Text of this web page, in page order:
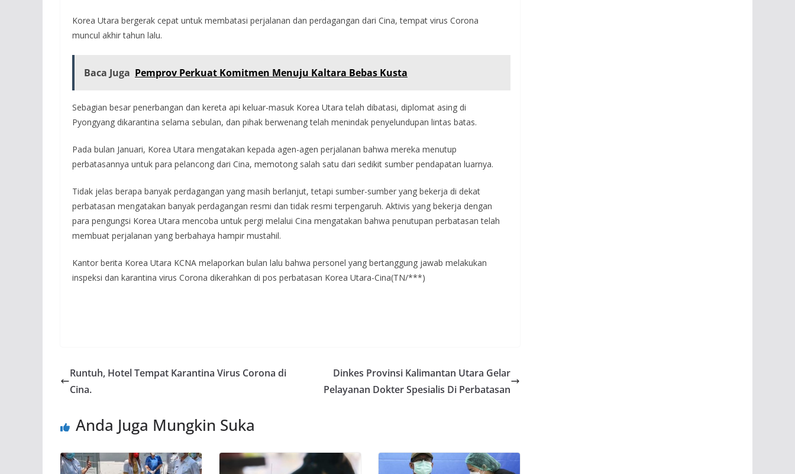
Korea Utara bergerak cepat untuk membatasi perjalanan dan perdagangan dari Cina, tempat virus Corona
muncul akhir tahun lalu.
Baca Juga Pemprov Perkuat Komitmen Menuju Kaltara Bebas Kusta
Sebagian besar penerbangan dan kereta api keluar-masuk Korea Utara telah dibatasi, diplomat asing di
Pyongyang dikarantina selama sebulan, dan pihak berwenang telah menindak penyelundupan lintas batas.
Pada bulan Januari, Korea Utara mengatakan kepada agen-agen perjalanan bahwa mereka menutup
perbatasannya untuk para pelancong dari Cina, memotong salah satu dari sedikit sumber pendapatan luarnya.
Tidak jelas berapa banyak perdagangan yang masih berlanjut, tetapi sumber-sumber yang bekerja di dekat
perbatasan mengatakan banyak perdagangan resmi dan tidak resmi terpengaruh. Aktivis yang bekerja dengan
para pengungsi Korea Utara mencoba untuk pergi melalui Cina mengatakan bahwa penutupan perbatasan telah
membuat perjalanan yang berbahaya hampir mustahil.
Kantor berita Korea Utara KCNA melaporkan bulan lalu bahwa personel yang bertanggung jawab melakukan
inspeksi dan karantina virus Corona dikerahkan di pos perbatasan Korea Utara-Cina(TN/***)
Runtuh, Hotel Tempat Karantina Virus Corona di
Cina.
Dinkes Provinsi Kalimantan Utara Gelar
Pelayanan Dokter Spesialis Di Perbatasan
Anda Juga Mungkin Suka